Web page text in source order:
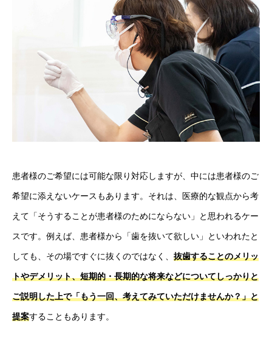
患者様のご希望には可能な限り対応しますが、中には患者様のご
希望に添えないケースもあります。それは、医療的な観点から考
えて「そうすることが患者様のためにならない」と思われるケー
スです。例えば、患者様から「歯を抜いて欲しい」といわれたと
しても、その場ですぐに抜くのではなく、 抜歯することのメリッ
トやデメリット、短期的・長期的な将来などについてしっかりと
ご説明した上で「もう一回、考えてみていただけませんか？」と
提案することもあります。